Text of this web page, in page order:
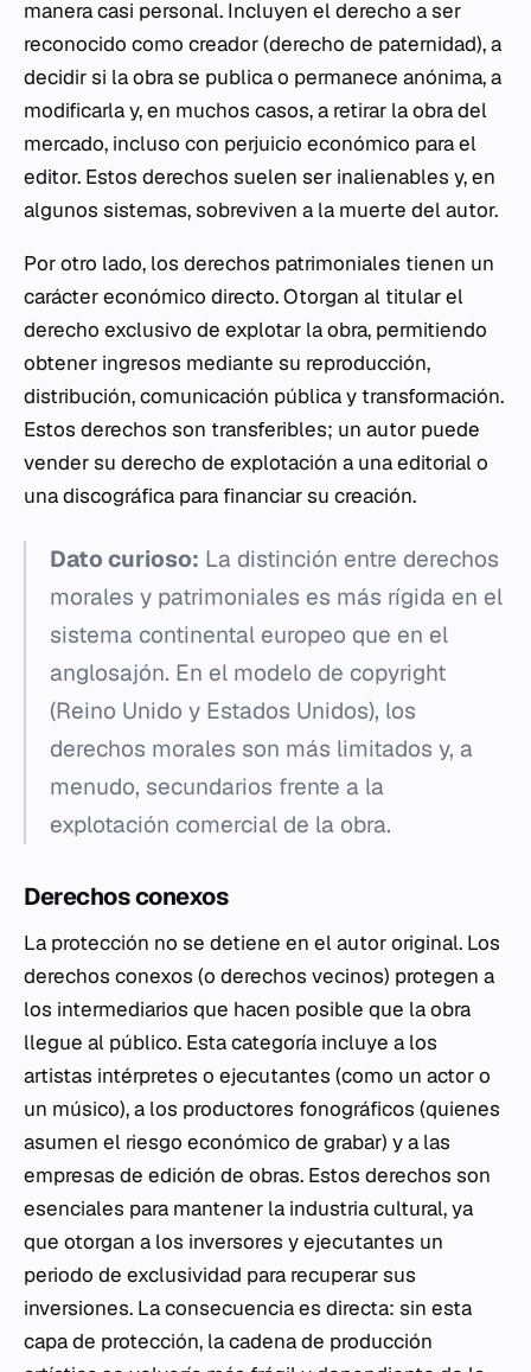
manera casi personal. Incluyen el derecho a ser
reconocido como creador (derecho de paternidad), a
decidir si la obra se publica o permanece anónima, a
modificarla y, en muchos casos, a retirar la obra del
mercado, incluso con perjuicio económico para el
editor. Estos derechos suelen ser inalienables y, en
algunos sistemas, sobreviven a la muerte del autor.
Por otro lado, los derechos patrimoniales tienen un
carácter económico directo. Otorgan al titular el
derecho exclusivo de explotar la obra, permitiendo
obtener ingresos mediante su reproducción,
distribución, comunicación pública y transformación.
Estos derechos son transferibles; un autor puede
vender su derecho de explotación a una editorial o
una discográfica para financiar su creación.
Dato curioso: La distinción entre derechos
morales y patrimoniales es más rígida en el
sistema continental europeo que en el
anglosajón. En el modelo de copyright
(Reino Unido y Estados Unidos), los
derechos morales son más limitados y, a
menudo, secundarios frente a la
explotación comercial de la obra.
Derechos conexos
La protección no se detiene en el autor original. Los
derechos conexos (o derechos vecinos) protegen a
los intermediarios que hacen posible que la obra
llegue al público. Esta categoría incluye a los
artistas intérpretes o ejecutantes (como un actor o
un músico), a los productores fonográficos (quienes
asumen el riesgo económico de grabar) y a las
empresas de edición de obras. Estos derechos son
esenciales para mantener la industria cultural, ya
que otorgan a los inversores y ejecutantes un
periodo de exclusividad para recuperar sus
inversiones. La consecuencia es directa: sin esta
capa de protección, la cadena de producción